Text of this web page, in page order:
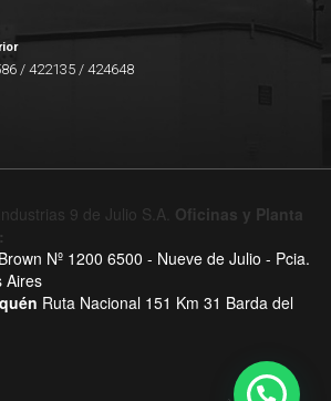
/ 422135 / 424648
9 de Julio S.A. Oficinas y Planta
Nº 1200 6500 - Nueve de Julio - Pcia.
Aires
Ruta Nacional 151 Km 31 Barda del